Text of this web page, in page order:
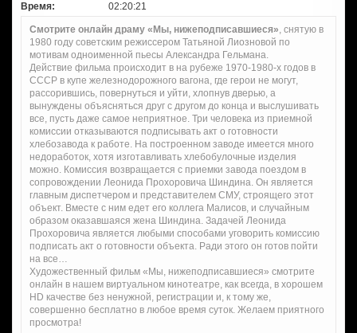
Время:
02:20:21
Смотрите онлайн драму «Мы, нижеподписавшиеся» , снятую в
1980 году советским режиссером Татьяной Лиозновой по
мотивам одноименной пьесы Александра Гельмана.
Действие фильма происходит в на рубеже 1970-1980-х годов в
СССР в купе железнодорожного вагона, где герои не могут,
рассорившись, повернуться и уйти, хлопнув дверью, а
вынуждены объясняться друг с другом до конца и выслушивать
все, пусть даже самое неприятное. Три человека из приемной
комиссии отказываются подписывать акт о готовности
хлебозавода к работе. На построенном заводе имеется много
недоработок, хотя изготавливать хлебобулочные изделия
можно. Комиссия возвращается с приемки завода поездом в
сопровождении Леонида Прохоровича Шиндина. Он является
главным диспетчером и представителем СМУ, строящего этот
объект. Вместе с ним едет его коллега Малисов, и случайным
образом оказавшаяся жена Шиндина. Задачей Леонида
Прохоровича является любыми способами уговорить комиссию
подписать акт о готовности объекта. Ради этого он готов пойти
на все…
Художественный фильм «Мы, нижеподписавшиеся» смотрите
онлайн в нашем виртуальном кинотеатре, как всегда, в хорошем
HD качестве без ненужной, регистрации и, к тому же,
совершенно бесплатно в любое время суток. Желаем приятного
просмотра!